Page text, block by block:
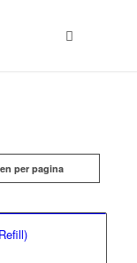
per pagina